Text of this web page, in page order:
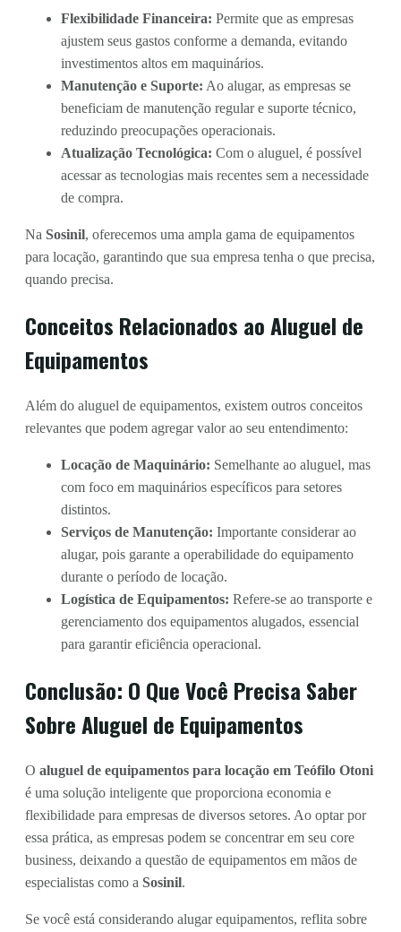
Flexibilidade Financeira: Permite que as empresas
ajustem seus gastos conforme a demanda, evitando
investimentos altos em maquinários.
Manutenção e Suporte: Ao alugar, as empresas se
beneficiam de manutenção regular e suporte técnico,
reduzindo preocupações operacionais.
Atualização Tecnológica: Com o aluguel, é possível
acessar as tecnologias mais recentes sem a necessidade
de compra.
Na Sosinil, oferecemos uma ampla gama de equipamentos
para locação, garantindo que sua empresa tenha o que precisa,
quando precisa.
Conceitos Relacionados ao Aluguel de
Equipamentos
Além do aluguel de equipamentos, existem outros conceitos
relevantes que podem agregar valor ao seu entendimento:
Locação de Maquinário: Semelhante ao aluguel, mas
com foco em maquinários específicos para setores
distintos.
Serviços de Manutenção: Importante considerar ao
alugar, pois garante a operabilidade do equipamento
durante o período de locação.
Logística de Equipamentos: Refere-se ao transporte e
gerenciamento dos equipamentos alugados, essencial
para garantir eficiência operacional.
Conclusão: O Que Você Precisa Saber
Sobre Aluguel de Equipamentos
O aluguel de equipamentos para locação em Teófilo Otoni
é uma solução inteligente que proporciona economia e
flexibilidade para empresas de diversos setores. Ao optar por
essa prática, as empresas podem se concentrar em seu core
business, deixando a questão de equipamentos em mãos de
especialistas como a Sosinil.
Se você está considerando alugar equipamentos, reflita sobre